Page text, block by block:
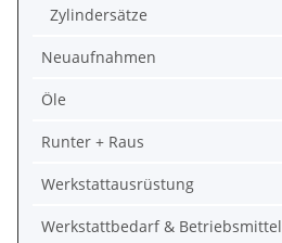
Zylindersätze
Neuaufnahmen
Öle
Runter + Raus
Werkstattausrüstung
Werkstattbedarf & Betriebsmittel